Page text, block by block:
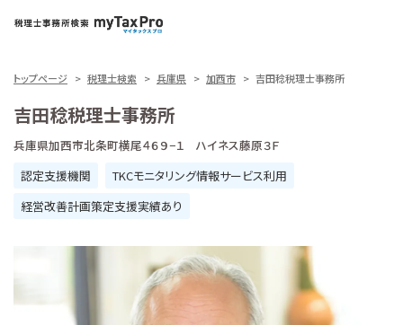
トップページ 税理士検索 兵庫県 加西市 吉田稔税理士事務所
吉田稔税理士事務所
兵庫県加西市北条町横尾４６９−１ ハイネス藤原３Ｆ
認定支援機関
TKCモニタリング情報サービス利用
経営改善計画策定支援実績あり